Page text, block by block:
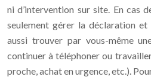
ni d’intervention sur site. En cas
seulement gérer la déclaration et
aussi trouver par vous-même
continuer à téléphoner ou
proche, achat en urgence, etc.).